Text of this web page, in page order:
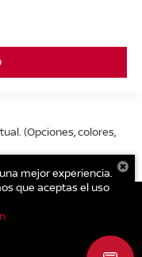
(Opciones, colores,
mejor experiencia.
que aceptas el uso